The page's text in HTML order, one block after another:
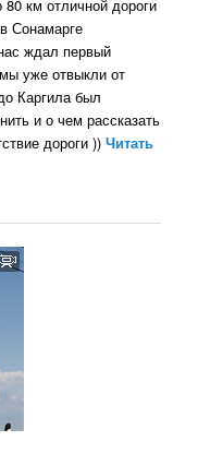
км отличной дороги
Сонамарге
ждал первый
уже отвыкли от
Каргила был
и о чем рассказать
дороги ))Читать